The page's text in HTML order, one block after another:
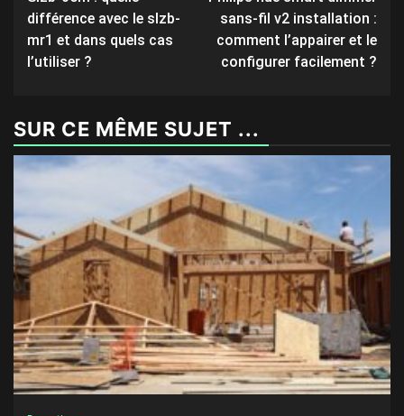
navigation
différence avec le slzb-
mr1 et dans quels cas
l’utiliser ?
sans-fil v2 installation :
comment l’appairer et le
configurer facilement ?
SUR CE MÊME SUJET ...